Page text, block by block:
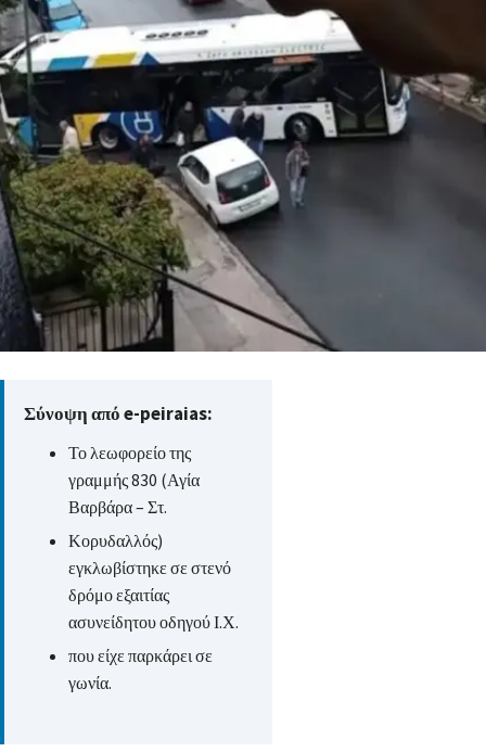
Σύνοψη από e-peiraias:
Το λεωφορείο της
γραμμής 830 (Αγία
Βαρβάρα – Στ.
Κορυδαλλός)
εγκλωβίστηκε σε στενό
δρόμο εξαιτίας
ασυνείδητου οδηγού Ι.Χ.
που είχε παρκάρει σε
γωνία.